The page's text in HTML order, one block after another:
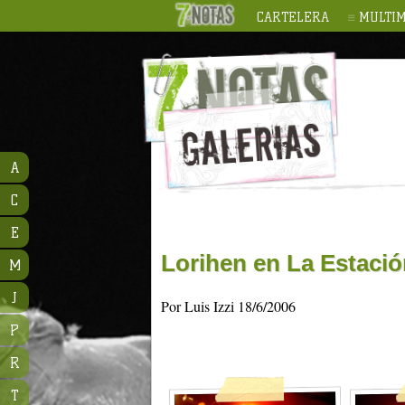
CARTELERA
Lorihen en La
Por Luis Izzi 18/6/2006
A
C
E
M
J
P
R
T